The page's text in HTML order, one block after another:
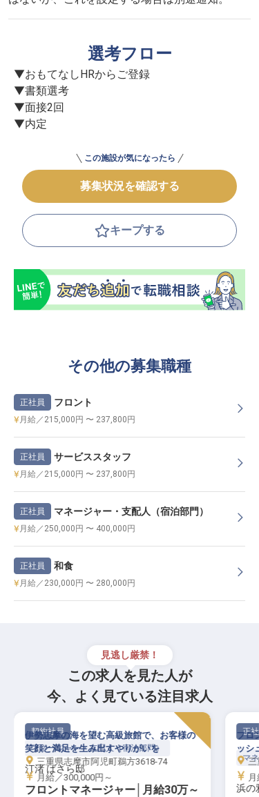
選考フロー
▼おもてなしHRからご登録
▼書類選考
▼面接2回
▼内定
この施設が気になったら
募集状況を確認する
キープする
その他の募集職種
正社員 フロント
月給／215,000円 〜 237,800円
正社員 サービススタッフ
月給／215,000円 〜 237,800円
正社員 マネージャー・支配人（宿泊部門）
月給／250,000円 〜 400,000円
正社員 和食
月給／230,000円 〜 280,000円
見逃し厳禁！
この求人を見た人が
今、よく見ている注目求人
契約社員
マネージャー・支配人（宿泊部門）
汀渚 ばさら邸
フロントマネージャー│月給30万～
伊勢志摩の海を望む高級旅館で、お客様の
笑顔と満足を生み出すやりがいを
三重県志摩市阿児町鵜方3618-74
月給／300,000円～
正社
マ
浜の
フロ
ッシ
三